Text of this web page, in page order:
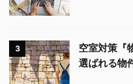
3
空室対策『
選ばれる物